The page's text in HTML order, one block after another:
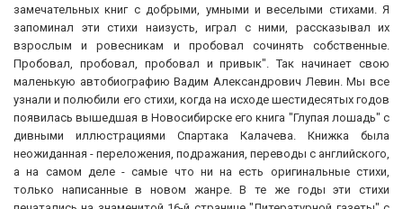
замечательных книг с добрыми, умными и веселыми стихами. Я
запоминал эти стихи наизусть, играл с ними, рассказывал их
взрослым и ровесникам и пробовал сочинять собственные.
Пробовал, пробовал, пробовал и привык". Так начинает свою
маленькую автобиографию Вадим Александрович Левин. Мы все
узнали и полюбили его стихи, когда на исходе шестидесятых годов
появилась вышедшая в Новосибирске его книга "Глупая лошадь" с
дивными иллюстрациями Спартака Калачева. Книжка была
неожиданная - переложения, подражания, переводы с английского,
а на самом деле - самые что ни на есть оригинальные стихи,
только написанные в новом жанре. В те же годы эти стихи